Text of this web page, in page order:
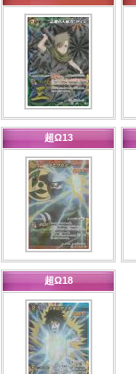
超Ω13
超Ω18